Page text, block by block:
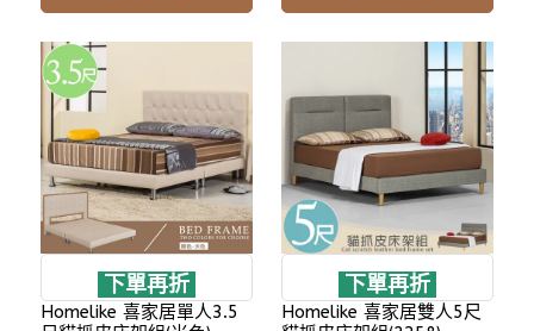
下單再折
Homelike 喜家居單人3.5
下單再折
Homelike 喜家居雙人5尺